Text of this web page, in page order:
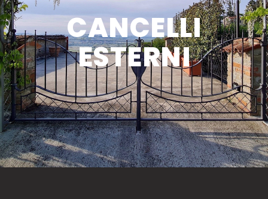
CANCELLI
ESTERNI